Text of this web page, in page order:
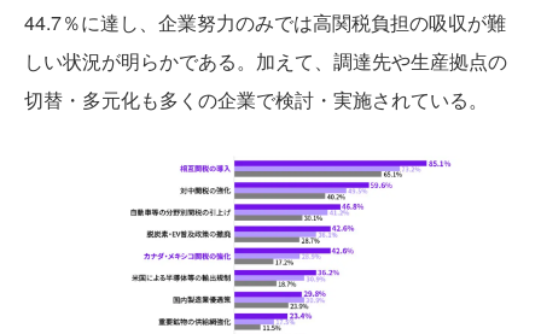
44.7％に達し、企業努力のみでは高関税負担の吸収が難
しい状況が明らかである。加えて、調達先や生産拠点の
切替・多元化も多くの企業で検討・実施されている。